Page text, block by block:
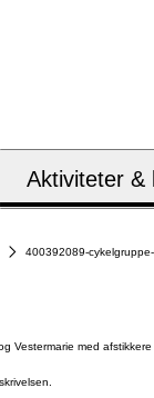
Aktiviteter &
400392089-
Vestermarie med